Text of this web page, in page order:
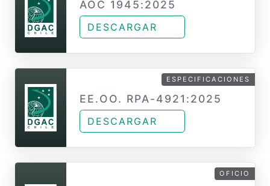
AOC 1945:2025
DESCARGAR
ESPECIFICACIONES
EE.OO. RPA-4921:2025
DESCARGAR
OFICIO